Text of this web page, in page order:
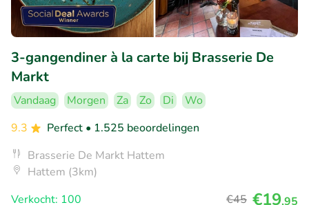
3-gangendiner à la carte bij Brasserie De
Markt
Vandaag Morgen Za Zo Di
Wo
9.3
Perfect • 1.525 beoordelingen
Brasserie De Markt Hattem
Hattem (3km)
Verkocht: 100
€45 €19,95